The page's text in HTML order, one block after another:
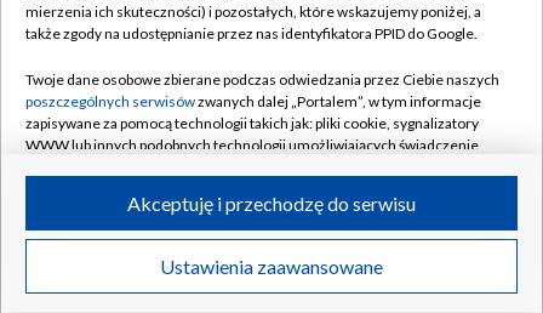
Naziemna Telewizja Cyfrowa
Rada Programowa
System NOS
Informacje o nadawcy
Program dla prasy
Ogłoszenie przetargowe
Pomoc
Kontakt
Kanały
©2026 Telewizja Polska S.A. w likwidacji
mierzenia ich skuteczności) i pozostałych, które wskazujemy poniżej, a
także zgody na udostępnianie przez nas identyfikatora PPID do Google.
Twoje dane osobowe zbierane podczas odwiedzania przez Ciebie naszych
poszczególnych serwisówzwanych dalej „Portalem”, w tym informacje
zapisywane za pomocą technologii takich jak: pliki cookie, sygnalizatory
WWW lub innych podobnych technologii umożliwiających świadczenie
ruchu w Internecie.
Twoje dane osobowe zbierane podczas odwiedzania przez Ciebie
poszczególnych serwisówna Portalu, takie jak adresy IP, identyfikatory
Ustawienia zaawansowane
Akceptuję i przechodzę do serwisu